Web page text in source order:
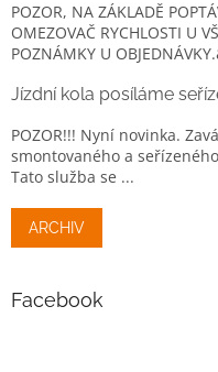
POZOR, NA ZÁKLADĚ
OMEZOVAČ RYCHLOSTI U
POZNÁMKY U
Jízdní kola posíláme
POZOR!!! Nyní novinka.
smontovaného a
Tato služba se ...
ARCHIV
Facebook